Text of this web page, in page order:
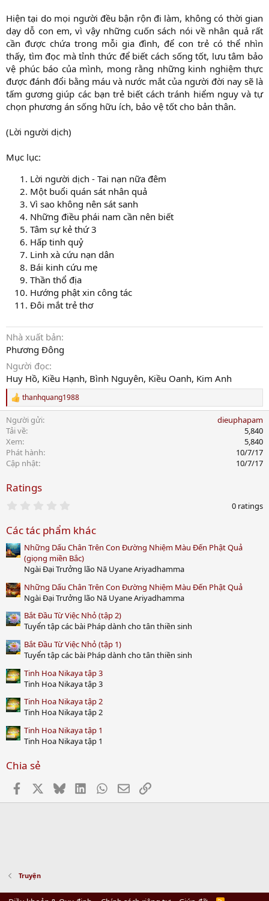
Hiện tại do mọi người đều bận rộn đi làm, không có thời gian
dạy dỗ con em, vì vậy những cuốn sách nói về nhân quả rất
cần được chứa trong mỗi gia đình, để con trẻ có thể nhìn
thấy, tìm đọc mà tỉnh thức để biết cách sống tốt, lưu tâm bảo
vệ phúc báo của mình, mong rằng những kinh nghiệm thực
được đánh đổi bằng máu và nước mắt của người đời nay sẽ là
tấm gương giúp các bạn trẻ biết cách tránh hiểm nguy và tự
chọn phương án sống hữu ích, bảo vệ tốt cho bản thân.
(Lời người dịch)
Mục lục:
Lời người dịch - Tai nạn nữa đêm
Một buổi quán sát nhân quả
Vì sao không nên sát sanh
Những điều phái nam cần nên biết
Tâm sự kẻ thứ 3
Hấp tinh quỷ
Linh xà cứu nạn dân
Bái kinh cứu mẹ
Thần thổ địa
Hướng phật xin công tác
Đôi mắt trẻ thơ
Nhà xuất bản
Phương Đông
Người đọc
Huy Hồ, Kiều Hạnh, Bình Nguyên, Kiều Oanh, Kim Anh
R
e
a
c
t
i
o
n
:
thanhquang1988
Người gửi
dieuphapam
Tải về
5,840
Xem
5,840
Phát hành
10/7/17
Cập nhật
10/7/17
Ratings
0
t
a
r
(
s
)
0 ratings
Các tác phẩm khác
Những Dấu Chân Trên Con Đường Nhiệm Màu Đến Phật Quả
(giọng miền Bắc)
Ngài Đại Trưởng lão Nā Uyane Ariyadhamma
Những Dấu Chân Trên Con Đường Nhiệm Màu Đến Phật Quả
Ngài Đại Trưởng lão Nā Uyane Ariyadhamma
Bắt Đầu Từ Việc Nhỏ (tập 2)
Tuyển tập các bài Pháp dành cho tân thiền sinh
Bắt Đầu Từ Việc Nhỏ (tập 1)
Tuyển tập các bài Pháp dành cho tân thiền sinh
Tinh Hoa Nikaya tập 3
Tinh Hoa Nikaya tập 3
Tinh Hoa Nikaya tập 2
Tinh Hoa Nikaya tập 2
Tinh Hoa Nikaya tập 1
Tinh Hoa Nikaya tập 1
Chia sẻ
Facebook BlueskyLinkedInWhatsApp
EmailLink
Truyện